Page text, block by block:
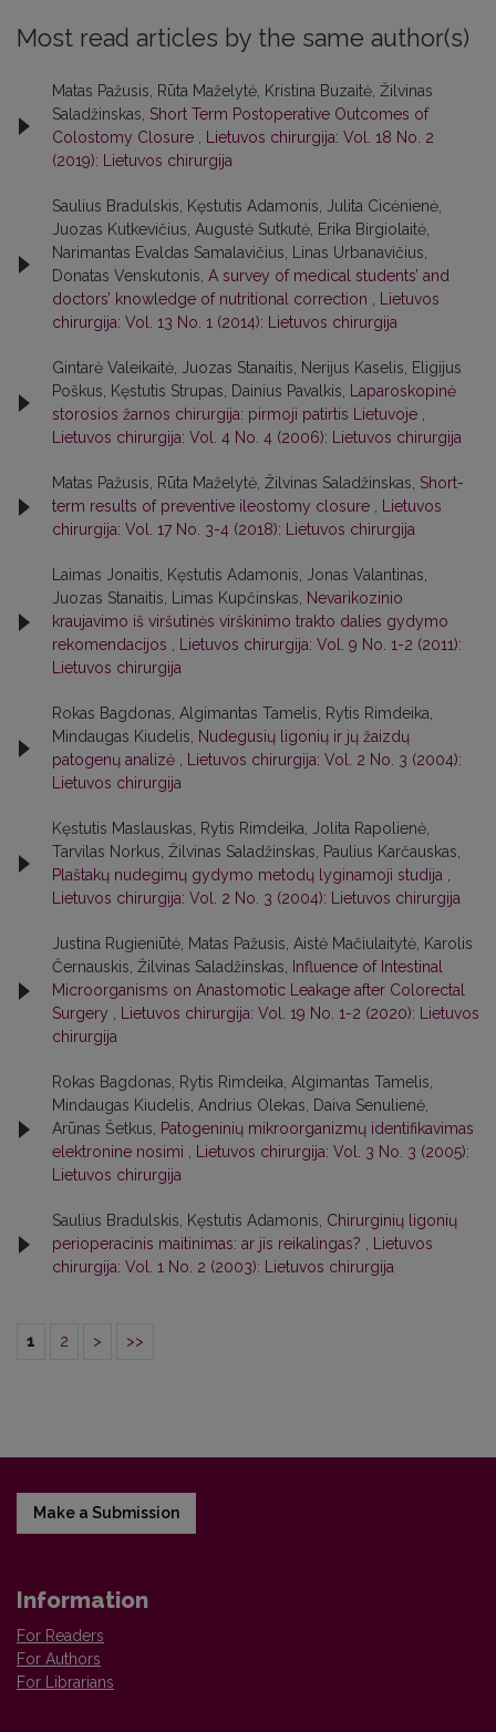
Most read articles by the same author(s)
Matas Pažusis, Rūta Maželytė, Kristina Buzaitė, Žilvinas
Saladžinskas, Short Term Postoperative Outcomes of
Colostomy Closure
Lietuvos chirurgija: Vol. 18 No. 2
(2019): Lietuvos chirurgija
Saulius Bradulskis, Kęstutis Adamonis, Julita Cicėnienė,
Juozas Kutkevičius, Augustė Sutkutė, Erika Birgiolaitė,
Narimantas Evaldas Samalavičius, Linas Urbanavičius,
Donatas Venskutonis, A survey of medical students’ and
doctors’ knowledge of nutritional correction
Lietuvos
chirurgija: Vol. 13 No. 1 (2014): Lietuvos chirurgija
Gintarė Valeikaitė, Juozas Stanaitis, Nerijus Kaselis, Eligijus
Poškus, Kęstutis Strupas, Dainius Pavalkis,
Laparoskopinė
storosios žarnos chirurgija: pirmoji patirtis Lietuvoje
Lietuvos chirurgija: Vol. 4 No. 4 (2006): Lietuvos chirurgija
Matas Pažusis, Rūta Maželytė, Žilvinas Saladžinskas, Short-
term results of preventive ileostomy closure
Lietuvos
chirurgija: Vol. 17 No. 3-4 (2018): Lietuvos chirurgija
Laimas Jonaitis, Kęstutis Adamonis, Jonas Valantinas,
Juozas Stanaitis, Limas Kupčinskas,
Nevarikozinio
kraujavimo iš viršutinės virškinimo trakto dalies gydymo
rekomendacijos
Lietuvos chirurgija: Vol. 9 No. 1-2 (2011):
Lietuvos chirurgija
Rokas Bagdonas, Algimantas Tamelis, Rytis Rimdeika,
Mindaugas Kiudelis,
Nudegusių ligonių ir jų žaizdų
patogenų analizė
Lietuvos chirurgija: Vol. 2 No. 3 (2004):
Lietuvos chirurgija
Kęstutis Maslauskas, Rytis Rimdeika, Jolita Rapolienė,
Tarvilas Norkus, Žilvinas Saladžinskas, Paulius Karčauskas,
Plaštakų nudegimų gydymo metodų lyginamoji studija
Lietuvos chirurgija: Vol. 2 No. 3 (2004): Lietuvos chirurgija
Justina Rugieniūtė, Matas Pažusis, Aistė Mačiulaitytė, Karolis
Černauskis, Žilvinas Saladžinskas,
Influence of Intestinal
Microorganisms on Anastomotic Leakage after Colorectal
Surgery
Lietuvos chirurgija: Vol. 19 No. 1-2 (2020): Lietuvos
chirurgija
Rokas Bagdonas, Rytis Rimdeika, Algimantas Tamelis,
Mindaugas Kiudelis, Andrius Olekas, Daiva Senulienė,
Arūnas Šetkus,
Patogeninių mikroorganizmų identifikavimas
elektronine nosimi
Lietuvos chirurgija: Vol. 3 No. 3 (2005):
Lietuvos chirurgija
Saulius Bradulskis, Kęstutis Adamonis, Chirurginių ligonių
perioperacinis maitinimas: ar jis reikalingas?
Lietuvos
chirurgija: Vol. 1 No. 2 (2003): Lietuvos chirurgija
1 2 > >>
Make a Submission
Information
For Readers
For Authors
For Librarians